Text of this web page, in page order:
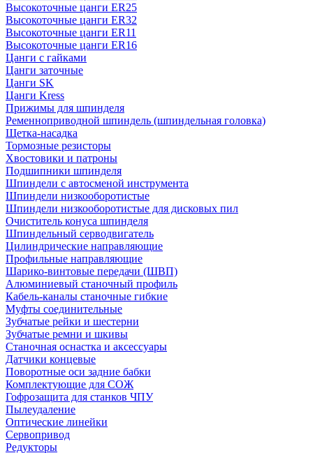
Высокоточные цанги ER25
Высокоточные цанги ER32
Высокоточные цанги ER11
Высокоточные цанги ER16
Цанги с гайками
Цанги заточные
Цанги SK
Цанги Kress
Прижимы для шпинделя
Ременноприводной шпиндель (шпиндельная головка)
Щетка-насадка
Тормозные резисторы
Хвостовики и патроны
Подшипники шпинделя
Шпиндели с автосменой инструмента
Шпиндели низкооборотистые
Шпиндели низкооборотистые для дисковых пил
Очиститель конуса шпинделя
Шпиндельный серводвигатель
Цилиндрические направляющие
Профильные направляющие
Шарико-винтовые передачи (ШВП)
Алюминиевый станочный профиль
Кабель-каналы станочные гибкие
Муфты соединительные
Зубчатые рейки и шестерни
Зубчатые ремни и шкивы
Станочная оснастка и аксессуары
Датчики концевые
Поворотные оси задние бабки
Комплектующие для СОЖ
Гофрозащита для станков ЧПУ
Пылеудаление
Оптические линейки
Сервопривод
Редукторы